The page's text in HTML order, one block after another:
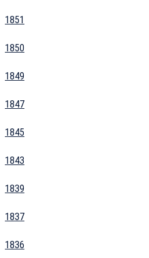
1851
1850
1849
1847
1845
1843
1839
1837
1836